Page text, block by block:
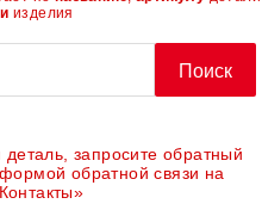
изделия
Поиск
запросите обратный
обратной связи на